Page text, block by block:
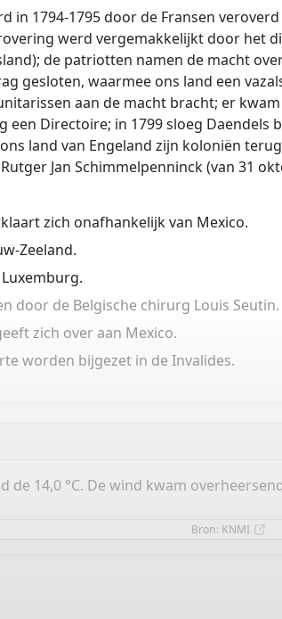
in 1794-1795 door de Fransen
werd vergemakkelijkt door het
de patriotten namen de macht
gesloten, waarmee ons land een
aan de macht bracht; er
een Directoire; in 1799 sloeg
land van Engeland zijn koloniën
Jan Schimmelpenninck (van 31
zich onafhankelijk van Mexico.
Zeeland.
door de Belgische chirurg Louis Seutin.
zich over aan Mexico.
worden bijgezet in de Invalides.
de 14,0 °C. De wind kwam
Bron: KNMI